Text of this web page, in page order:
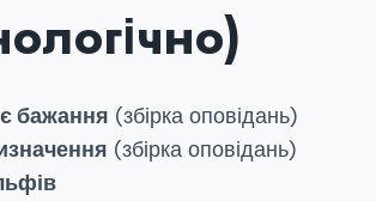
бажання (збірка оповідань)
(збірка оповідань)